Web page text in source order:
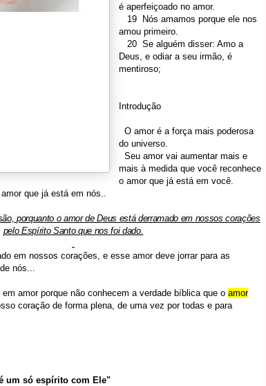
é aperfeiçoado no amor.
19
Nós amamos porque ele nos
amou primeiro.
20 Se alguém disser: Amo a
Deus, e odiar a seu irmão, é
mentiroso;
Introdução
O amor é a força mais poderosa
do universo.
Seu amor vai aumentar mais e
mais à medida que você reconhece
o amor que já está em você.
que já está em nós..
porquanto o amor de Deus está derramado em nossos corações
pelo Espírito Santo que nos foi dado.
em nossos corações, e esse amor deve jorrar para as
nós...
amor porque não conhecem a verdade bíblica que o amor
coração de forma plena, de uma vez por todas e para
só espírito com Ele"